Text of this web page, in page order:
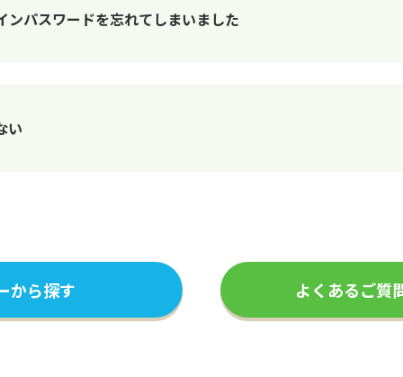
パスワードを忘れてしまいました
い
から探す よくあるご質